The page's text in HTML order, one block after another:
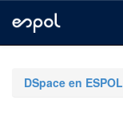
navigationDSpace en ESPOL